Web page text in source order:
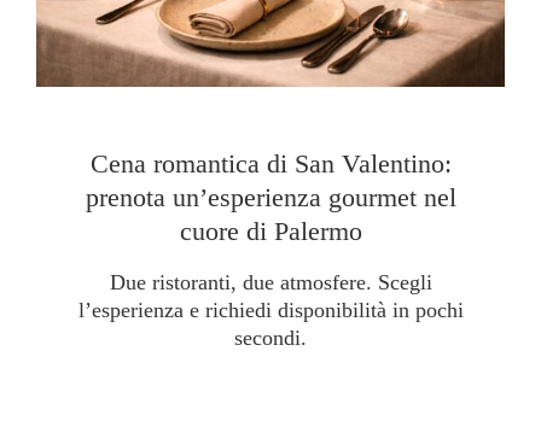
Cena romantica di San Valentino:
prenota un’esperienza gourmet nel
cuore di Palermo
Due ristoranti, due atmosfere. Scegli
l’esperienza e richiedi disponibilità in pochi
secondi.